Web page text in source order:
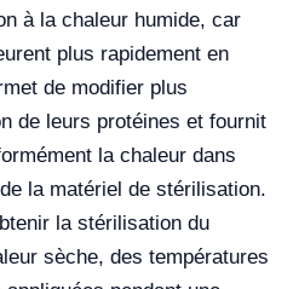
à la chaleur humide, car
plus rapidement en
de modifier plus
de leurs protéines et fournit
la chaleur dans
la matériel de stérilisation.
la stérilisation du
sèche, des températures